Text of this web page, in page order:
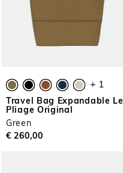
+ 1
Travel Bag Expandable Le
Pliage Original
Green
€ 260,00